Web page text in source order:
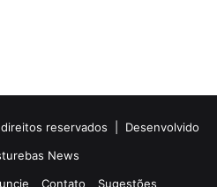
reservados | Desenvolvido
News
Contato Sugestões